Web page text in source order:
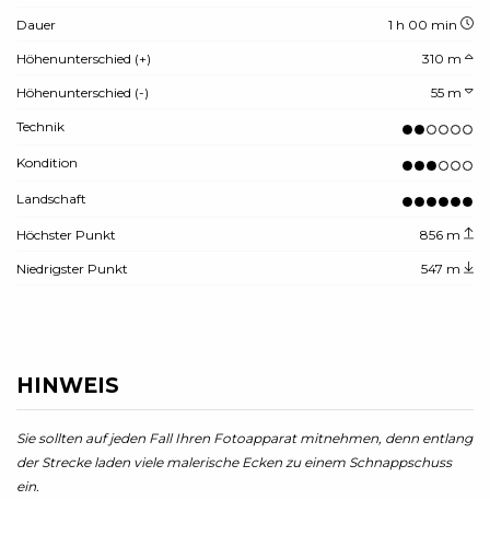
Dauer 1 h 00 min
Höhenunterschied (+) 310 m
Höhenunterschied (-) 55 m
Technik
Kondition
Landschaft
Höchster Punkt 856 m
Niedrigster Punkt 547 m
HINWEIS
Sie sollten auf jeden Fall Ihren Fotoapparat mitnehmen, denn entlang
der Strecke laden viele malerische Ecken zu einem Schnappschuss
ein.